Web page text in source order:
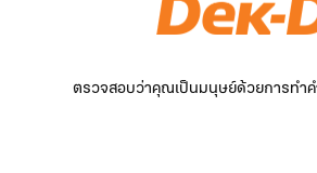
ตรวจสอบว่าคุณเป็นมนุษย์ด้วยการทำค